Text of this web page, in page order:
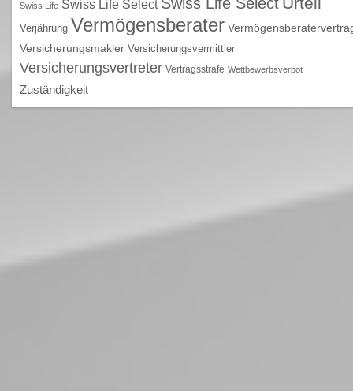
Swiss Life Swiss Life Select
Verjährung Vermögensberater
Versicherungsmakler Versicherungsvermittler
Versicherungsvertreter Vertragsstrafe Wettbewerbsverbot
Zuständigkeit